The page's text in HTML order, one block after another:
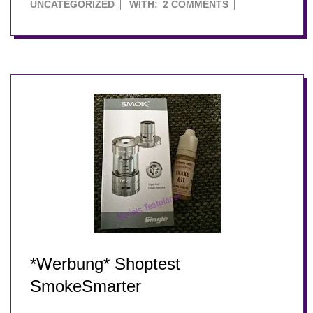
11-
UNCATEGORIZED WITH: 2 COMMENTS
*Werbung* Shoptest
SmokeSmarter